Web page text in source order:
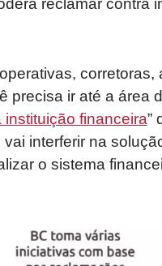
reclamar contra
corretoras,
ir até a área
financeira”
interferir na
o sistema